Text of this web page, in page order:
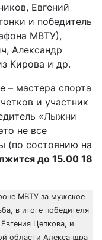
Евгений
и победитель
МВТУ),
Александр
Кирова и др.
– мастера спорта
и участник
«Лыжни
не все
(по состоянию на
до 15.00 18